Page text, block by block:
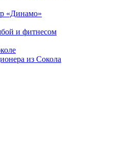
«Динамо»
и фитнесом
из Сокола